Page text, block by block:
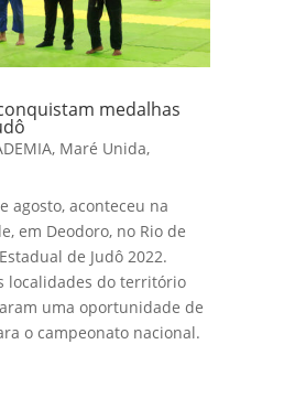
medalhas
, Maré Unida,
agosto, aconteceu na
em Deodoro, no Rio de
de Judô 2022.
localidades do território
uma oportunidade de
o campeonato nacional.